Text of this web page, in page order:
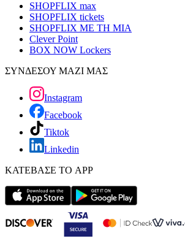
SHOPFLIX max
SHOPFLIX tickets
SHOPFLIX ΜΕ ΤΗ ΜΙΑ
Clever Point
BOX NOW Lockers
ΣΥΝΔΕΣΟΥ ΜΑΖΙ ΜΑΣ
Instagram
Facebook
Tiktok
Linkedin
ΚΑΤΕΒΑΣΕ ΤΟ APP